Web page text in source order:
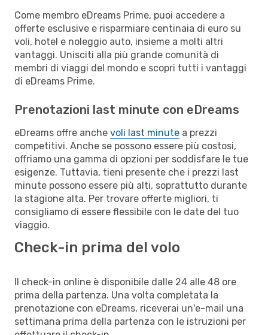
Come membro eDreams Prime, puoi accedere a
offerte esclusive e risparmiare centinaia di euro su
voli, hotel e noleggio auto, insieme a molti altri
vantaggi. Unisciti alla più grande comunità di
membri di viaggi del mondo e scopri tutti i vantaggi
di eDreams Prime.
Prenotazioni last minute con eDreams
eDreams offre anche voli last minute a prezzi
competitivi. Anche se possono essere più costosi,
offriamo una gamma di opzioni per soddisfare le tue
esigenze. Tuttavia, tieni presente che i prezzi last
minute possono essere più alti, soprattutto durante
la stagione alta. Per trovare offerte migliori, ti
consigliamo di essere flessibile con le date del tuo
viaggio.
Check-in prima del volo
Il check-in online è disponibile dalle 24 alle 48 ore
prima della partenza. Una volta completata la
prenotazione con eDreams, riceverai un'e-mail una
settimana prima della partenza con le istruzioni per